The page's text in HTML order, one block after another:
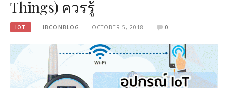
Things) ควรรู้
IOT IBCONBLOG OCTOBER 5, 2018 0